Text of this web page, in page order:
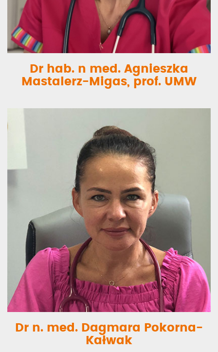
Dr hab. n med. Agnieszka
Mastalerz-Migas, prof. UMW
Dr n. med. Dagmara Pokorna-
Kałwak